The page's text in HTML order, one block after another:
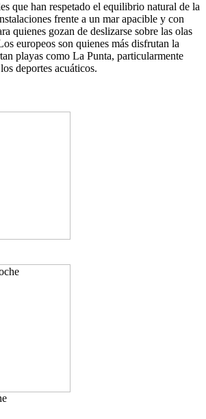
que han respetado el equilibrio natural de la
frente a un mar apacible y con
quienes gozan de deslizarse sobre las olas
europeos son quienes más disfrutan la
playas como La Punta, particularmente
deportes acuáticos.